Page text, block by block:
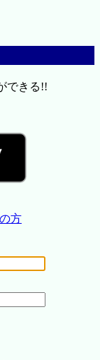
できる!!
方